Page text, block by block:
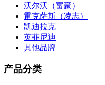
沃尔沃（富豪）
雷克萨斯（凌志）
凯迪拉克
英菲尼迪
其他品牌
产品分类